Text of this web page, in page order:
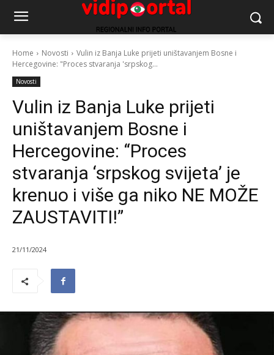
Home Novosti
Vulin iz Banja Luke prijeti uništavanjem Bosne i
Hercegovine: "Proces stvaranja 'srpskog...
Novosti
Vulin iz Banja Luke prijeti
uništavanjem Bosne i
Hercegovine: “Proces
stvaranja ‘srpskog svijeta’ je
krenuo i više ga niko NE MOŽE
ZAUSTAVITI!”
21/11/2024